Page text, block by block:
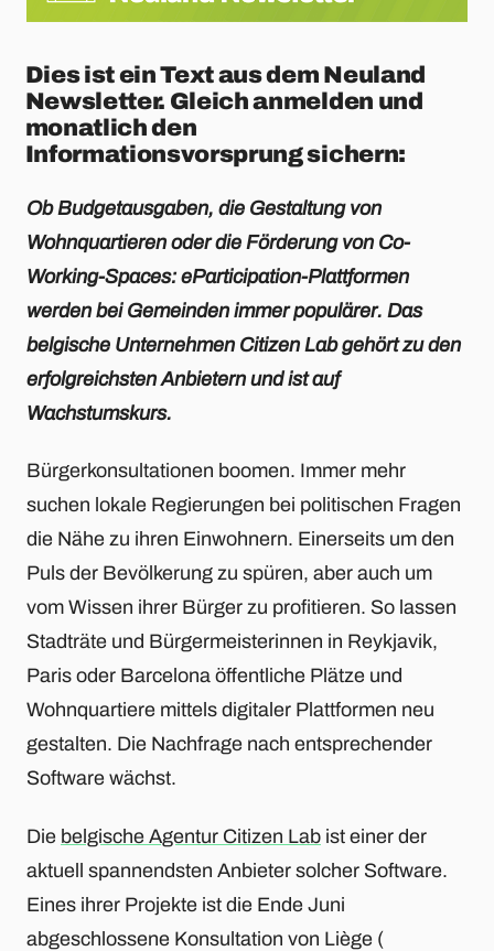
Dies ist ein Text aus dem Neuland
Newsletter. Gleich anmelden und
monatlich den
Informationsvorsprung sichern:
Ob Budgetausgaben, die Gestaltung von
Wohnquartieren oder die Förderung von Co-
Working-Spaces: eParticipation-Plattformen
werden bei Gemeinden immer populärer. Das
belgische Unternehmen Citizen Lab gehört zu den
erfolgreichsten Anbietern und ist auf
Wachstumskurs.
Bürgerkonsultationen boomen. Immer mehr
suchen lokale Regierungen bei politischen Fragen
die Nähe zu ihren Einwohnern. Einerseits um den
Puls der Bevölkerung zu spüren, aber auch um
vom Wissen ihrer Bürger zu profitieren. So lassen
Stadträte und Bürgermeisterinnen in Reykjavik,
Paris oder Barcelona öffentliche Plätze und
Wohnquartiere mittels digitaler Plattformen neu
gestalten. Die Nachfrage nach entsprechender
Software wächst.
Die belgische Agentur Citizen Lab ist einer der
aktuell spannendsten Anbieter solcher Software.
Eines ihrer Projekte ist die Ende Juni
abgeschlossene Konsultation von Liège (